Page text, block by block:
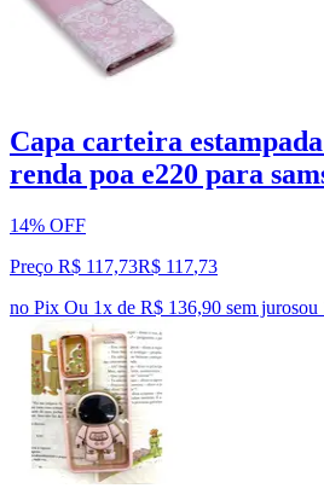
Capa carteira
renda poa e220 para
14% OFF
Preço R$ 117,73R$ 117,73
no Pix Ou 1x de R$ 136,90 sem jurosou